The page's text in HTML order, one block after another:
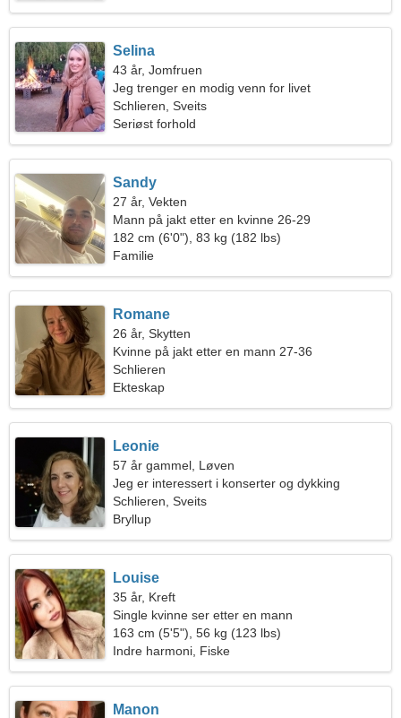
Selina
43 år, Jomfruen
Jeg trenger en modig venn for livet
Schlieren, Sveits
Seriøst forhold
Sandy
27 år, Vekten
Mann på jakt etter en kvinne 26-29
182 cm (6'0"), 83 kg (182 lbs)
Familie
Romane
26 år, Skytten
Kvinne på jakt etter en mann 27-36
Schlieren
Ekteskap
Leonie
57 år gammel, Løven
Jeg er interessert i konserter og dykking
Schlieren, Sveits
Bryllup
Louise
35 år, Kreft
Single kvinne ser etter en mann
163 cm (5'5"), 56 kg (123 lbs)
Indre harmoni, Fiske
Manon